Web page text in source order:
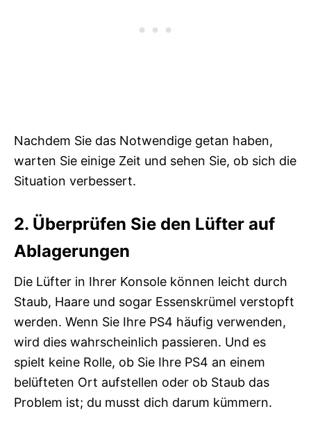
Nachdem Sie das Notwendige getan haben,
warten Sie einige Zeit und sehen Sie, ob sich die
Situation verbessert.
2. Überprüfen Sie den Lüfter auf
Ablagerungen
Die Lüfter in Ihrer Konsole können leicht durch
Staub, Haare und sogar Essenskrümel verstopft
werden. Wenn Sie Ihre PS4 häufig verwenden,
wird dies wahrscheinlich passieren. Und es
spielt keine Rolle, ob Sie Ihre PS4 an einem
belüfteten Ort aufstellen oder ob Staub das
Problem ist; du musst dich darum kümmern.